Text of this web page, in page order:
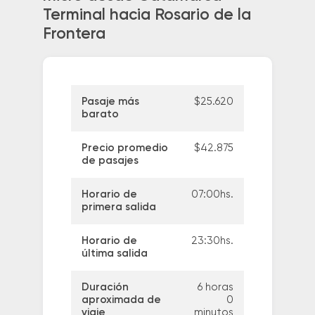
Terminal hacia Rosario de la
Frontera
Pasaje más
barato
$25.620
Precio promedio
de pasajes
$42.875
Horario de
primera salida
07:00hs.
Horario de
última salida
23:30hs.
Duración
aproximada de
viaje
6 horas
0
minutos